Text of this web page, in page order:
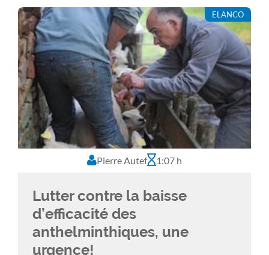
températures restent tout à fait
compatibles avec la reproduction des tiques
et des puces.
ELANCO
Pierre Autef 1:07 h
Lutter contre la baisse
d’efficacité des
anthelminthiques, une
urgence!